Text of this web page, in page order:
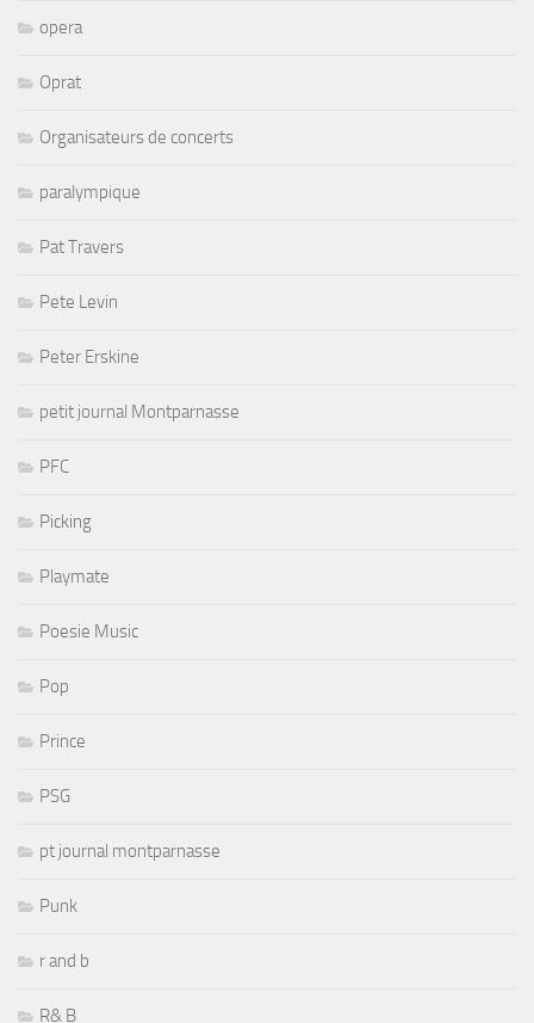
opera
Oprat
Organisateurs de concerts
paralympique
Pat Travers
Pete Levin
Peter Erskine
petit journal Montparnasse
PFC
Picking
Playmate
Poesie Music
Pop
Prince
PSG
pt journal montparnasse
Punk
r and b
R& B